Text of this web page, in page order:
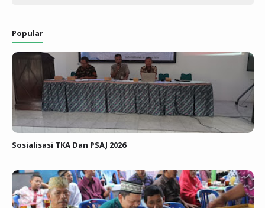
Popular
Sosialisasi TKA Dan PSAJ 2026